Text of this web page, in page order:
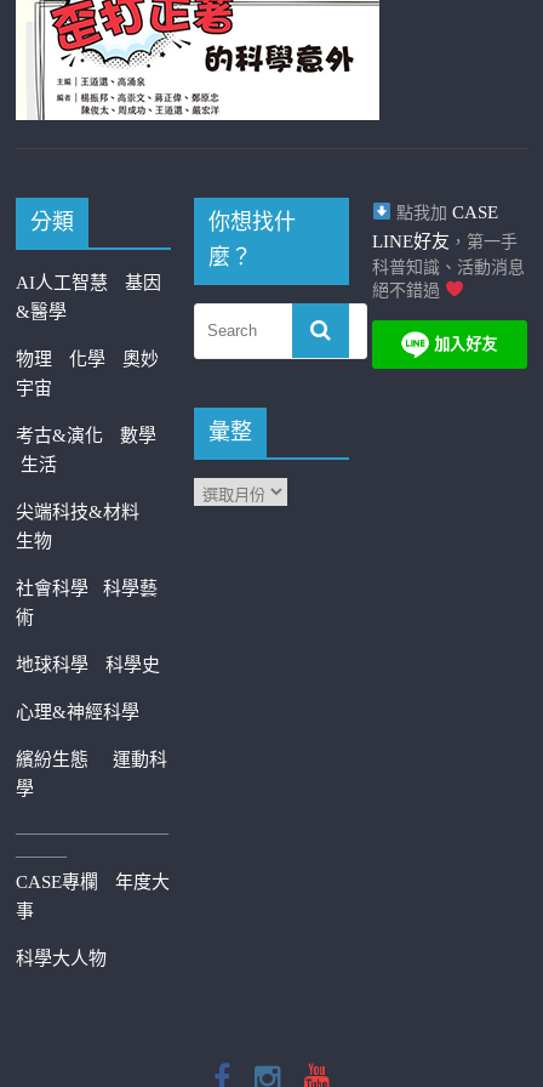
分類
AI人工智慧
基因
&醫學
物理 化學
奧妙
宇宙
考古&演化
數學
生活
尖端科技&材料
生物
社會科學科學藝
術
地球科學 科學史
心理&神經科學
繽紛生態運動科
學
—————————
———
CASE專欄
年度大
事
科學大人物
你想找什
麼？
彙整
點我加 CASE
LINE好友 ，第一手
科普知識、活動消息
絕不錯過